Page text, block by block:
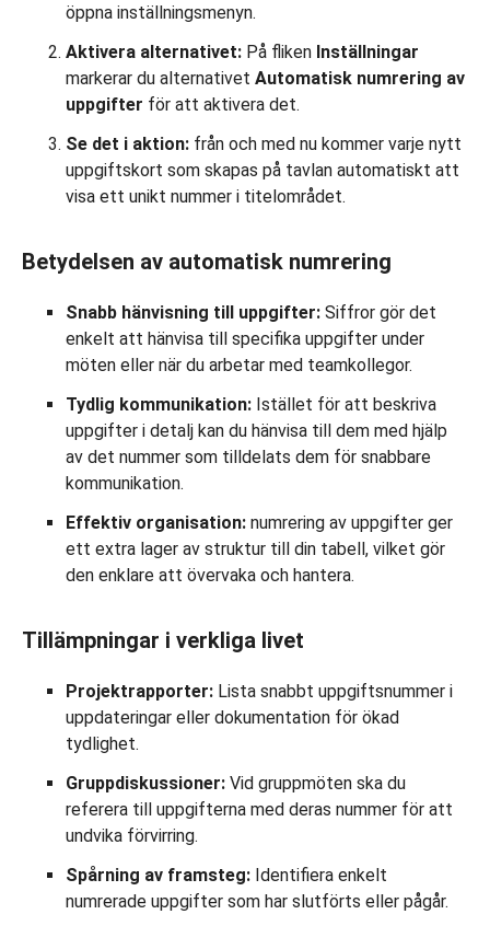
öppna inställningsmenyn.
Aktivera alternativet: På fliken Inställningar
markerar du alternativet Automatisk numrering av
uppgifter för att aktivera det.
Se det i aktion: från och med nu kommer varje nytt
uppgiftskort som skapas på tavlan automatiskt att
visa ett unikt nummer i titelområdet.
Betydelsen av automatisk numrering
Snabb hänvisning till uppgifter: Siffror gör det
enkelt att hänvisa till specifika uppgifter under
möten eller när du arbetar med teamkollegor.
Tydlig kommunikation: Istället för att beskriva
uppgifter i detalj kan du hänvisa till dem med hjälp
av det nummer som tilldelats dem för snabbare
kommunikation.
Effektiv organisation: numrering av uppgifter ger
ett extra lager av struktur till din tabell, vilket gör
den enklare att övervaka och hantera.
Tillämpningar i verkliga livet
Projektrapporter: Lista snabbt uppgiftsnummer i
uppdateringar eller dokumentation för ökad
tydlighet.
Gruppdiskussioner: Vid gruppmöten ska du
referera till uppgifterna med deras nummer för att
undvika förvirring.
Spårning av framsteg: Identifiera enkelt
numrerade uppgifter som har slutförts eller pågår.